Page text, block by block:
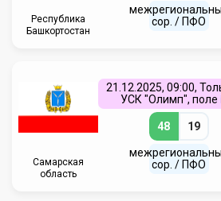
Республика
Башкортостан
сор. / ПФО
Самарская
область
21.12.2025, 09:00,
УСК "Олимп",
48 19
сор. / ПФО